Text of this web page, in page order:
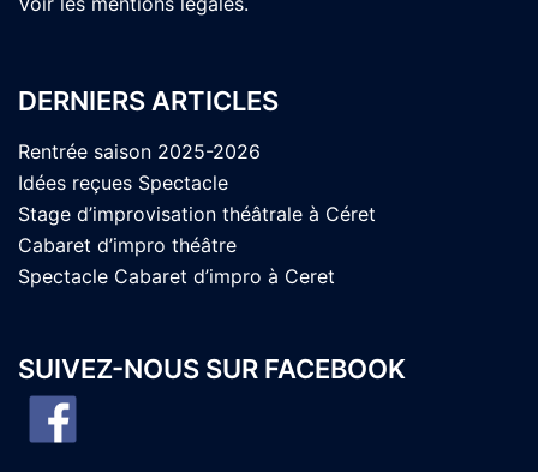
DERNIERS ARTICLES
Rentrée saison 2025-2026
Idées reçues Spectacle
Stage d’improvisation théâtrale à Céret
Cabaret d’impro théâtre
Spectacle Cabaret d’impro à Ceret
SUIVEZ-NOUS SUR FACEBOOK